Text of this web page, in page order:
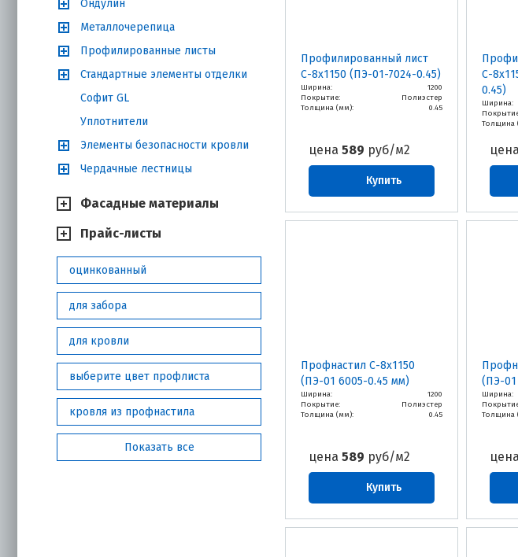
Ондулин
Металлочерепица
Профилированные листы
Стандартные элементы отделки
Софит GL
Уплотнители
Элементы безопасности кровли
Чердачные лестницы
Фасадные материалы
Прайс-листы
оцинкованный
для забора
для кровли
выберите цвет профлиста
кровля из профнастила
Показать все
Профилированный лист
С-8х1150 (ПЭ-01-7024-0.45)
Ширина:
1200
Покрытие:
Полиэстер
Толщина (мм):
0.45
цена 589 руб/м2
Купить
С-
0.45)
Ширина:
Толщина
цена
Профнастил С-8х1150
(ПЭ-01 6005-0.45 мм)
Ширина:
1200
Покрытие:
Полиэстер
Толщина (мм):
0.45
цена 589 руб/м2
Купить
(ПЭ-01
Ширина:
Толщина
цена